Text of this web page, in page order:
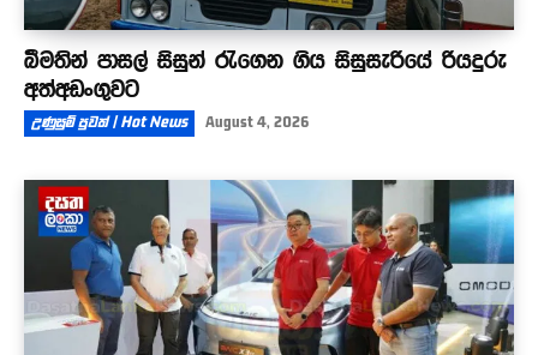
බීමතින් පාසල් සිසුන් රැගෙන ගිය සිසුසැරියේ රියදුරු
අත්අඩංගුවට
උණුසුම් පුවත් | Hot News August 4, 2026